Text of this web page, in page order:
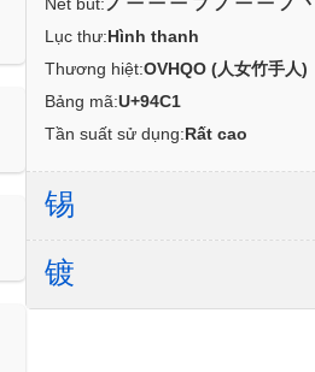
Lục thư:Hình thanh
Thương hiệt:OVHQO (人女竹手人)
Bảng mã:U+94C1
Tần suất sử dụng:Rất cao
锡
镀